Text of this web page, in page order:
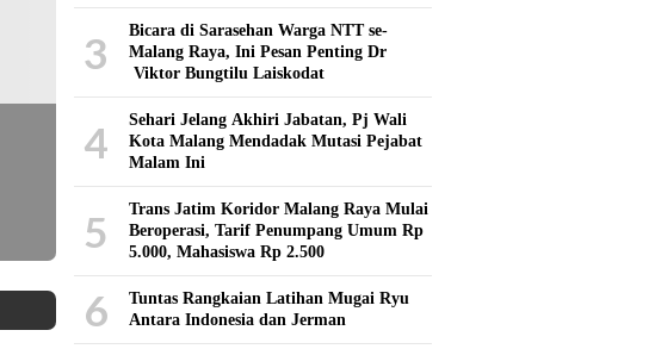
3
Bicara di Sarasehan Warga NTT se-
Malang Raya, Ini Pesan Penting Dr
Viktor Bungtilu Laiskodat
4
Sehari Jelang Akhiri Jabatan, Pj Wali
Kota Malang Mendadak Mutasi Pejabat
Malam Ini
5
Trans Jatim Koridor Malang Raya Mulai
Beroperasi, Tarif Penumpang Umum Rp
5.000, Mahasiswa Rp 2.500
6
Tuntas Rangkaian Latihan Mugai Ryu
Antara Indonesia dan Jerman